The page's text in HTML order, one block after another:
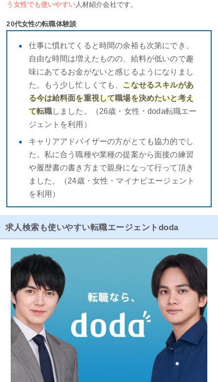
う女性でも使いやすい人材紹介会社です。
20代女性の転職体験談
仕事に慣れてくると時間の余裕も次第にでき、
自由な時間は増えたものの、給料が低いので趣
味にあてるお金がないと感じるようになりまし
た。もう少し忙しくても、こなせるスキルがあ
る今は給料面を重視して職場を決めたいと考え
て転職しました。（26歳・女性・doda転職エー
ジェントを利用）
キャリアアドバイザーの方がとても協力的でし
た。私に合う職種や業種の提案から面接の練習
や履歴書の書き方まで親身になって行って頂き
ました。（24歳・女性・マイナビエージェント
を利用）
求人検索も使いやすい転職エージェントdoda